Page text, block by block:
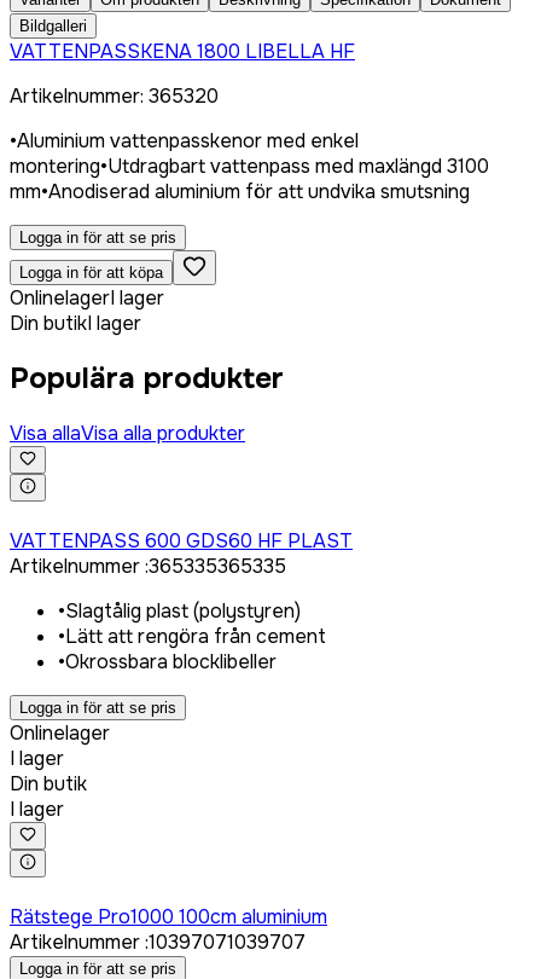
Bildgalleri
VATTENPASSKENA 1800 LIBELLA HF
Artikelnummer: 365320
•Aluminium vattenpasskenor med enkel
montering•Utdragbart vattenpass med maxlängd 3100
mm•Anodiserad aluminium för att undvika smutsning
Logga in för att se pris
Logga in för att köpa
OnlinelagerI lager
Din butikI lager
Populära produkter
Visa allaVisa alla produkter
VATTENPASS 600 GDS60 HF PLAST
Artikelnummer:365335365335
•Slagtålig plast (polystyren)
•Lätt att rengöra från cement
•Okrossbara blocklibeller
Logga in för att se pris
Onlinelager
I lager
Din butik
I lager
Rätstege Pro1000 100cm aluminium
Artikelnummer:10397071039707
Logga in för att se pris